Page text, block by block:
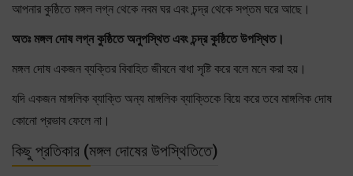
আপনার কুষ্ঠিতে মঙ্গল লগ্ন থেকে নবম ঘর এবং চন্দ্র থেকে সপ্তম ঘরে আছে।
অতঃ মঙ্গল দোষ লগ্ন কুষ্ঠিতে অনুপস্থিত এবং চন্দ্র কুষ্ঠিতে উপস্থিত।
মঙ্গল দোষ একজন ব্যক্তির বিবাহিত জীবনে বাধা সৃষ্টি করে বলে মনে করা হয়।
যদি একজন মাঙ্গলিক ব্যাক্তি অন্য মাঙ্গলিক ব্যাক্তিকে বিয়ে করে তবে মাঙ্গলিক দোষ
কোনো প্রভাব ফেলে না।
কিছু প্রতিকার (মঙ্গল দোষের উপস্থিতিতে)